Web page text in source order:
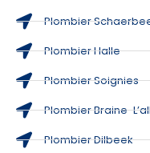
Plombier
Plombier Halle
Plombier Soignies
Plombier Braine-
Plombier Dilbeek